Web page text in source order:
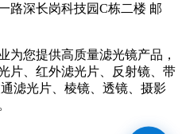
路深长岗科技园C栋二楼 邮
为您提供高质量滤光镜产品，
片、红外滤光片、反射镜、带
滤光片、棱镜、透镜、摄影